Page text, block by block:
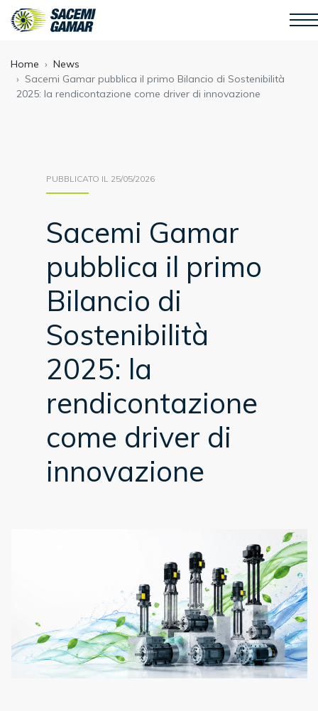
Home
News
Sacemi Gamar pubblica il primo Bilancio di Sostenibilità
2025: la rendicontazione come driver di innovazione
PUBBLICATO IL 25/05/2026
Sacemi Gamar
pubblica il primo
Bilancio di
Sostenibilità
2025: la
rendicontazione
come driver di
innovazione